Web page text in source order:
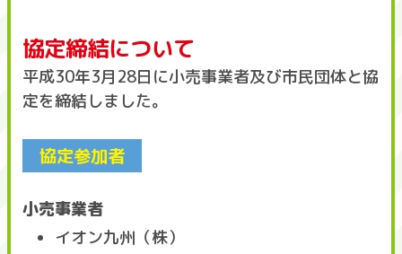
協定締結について
平成30年3月28日に小売事業者及び市民団体と協
定を締結しました。
協定参加者
小売事業者
イオン九州（株）